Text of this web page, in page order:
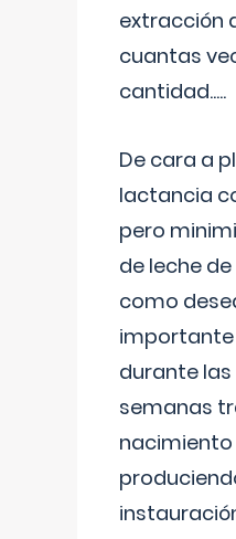
extracción
cuantas
cantidad.....
De cara a
lactancia
pero
de leche
como
durante
semanas
nacimiento